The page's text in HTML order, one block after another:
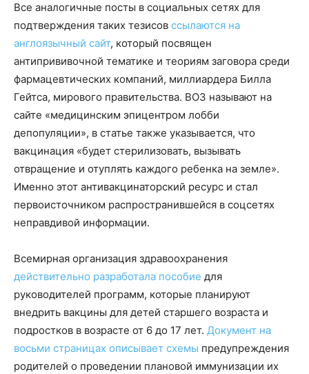
Все аналогичные посты в социальных сетях для
подтверждения таких тезисов ссылаются на
англоязычный сайт, который посвящен
антипрививочной тематике и теориям заговора среди
фармацевтических компаний, миллиардера Билла
Гейтса, мирового правительства. ВОЗ называют на
сайте «медицинским эпицентром лобби
депопуляции», в статье также указывается, что
вакцинация «будет стерилизовать, вызывать
отвращение и отуплять каждого ребенка на земле».
Именно этот антивакцинаторский ресурс и стал
первоисточником распространившейся в соцсетях
неправдивой информации.
Всемирная организация здравоохранения
действительно разработала пособие для
руководителей программ, которые планируют
внедрить вакцины для детей старшего возраста и
подростков в возрасте от 6 до 17 лет. Документ на
восьми страницах описывает схемы предупреждения
родителей о проведении плановой иммунизации их